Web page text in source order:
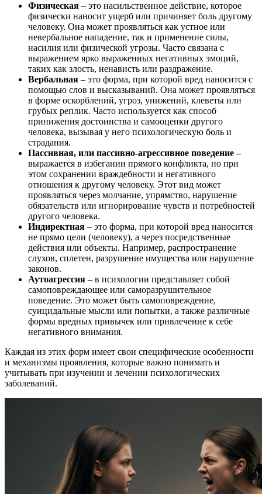
Физическая – это насильственное действие, которое
физически наносит ущерб или причиняет боль другому
человеку. Она может проявляться как устное или
невербальное нападение, так и применение силы,
насилия или физической угрозы. Часто связана с
выражением ярко выраженных негативных эмоций,
таких как злость, ненависть или раздражение.
Вербальная – это форма, при которой вред наносится с
помощью слов и высказываний. Она может проявляться
в форме оскорблений, угроз, унижений, клеветы или
грубых реплик. Часто используется как способ
принижения достоинства и самооценки другого
человека, вызывая у него психологическую боль и
страдания.
Пассивная, или пассивно-агрессивное поведение –
выражается в избегании прямого конфликта, но при
этом сохранении враждебности и негативного
отношения к другому человеку. Этот вид может
проявляться через молчание, упрямство, нарушение
обязательств или игнорирование чувств и потребностей
другого человека.
Индиректная – это форма, при которой вред наносится
не прямо цели (человеку), а через посредственные
действия или объекты. Например, распространение
слухов, сплетен, разрушение имущества или нарушение
законов.
Аутоагрессия – в психологии представляет собой
самоповреждающее или саморазрушительное
поведение. Это может быть самоповреждение,
суицидальные мысли или попытки, а также различные
формы вредных привычек или привлечение к себе
негативного внимания.
Каждая из этих форм имеет свои специфические особенности
и механизмы проявления, которые важно понимать и
учитывать при изучении и лечении психологических
заболеваний.